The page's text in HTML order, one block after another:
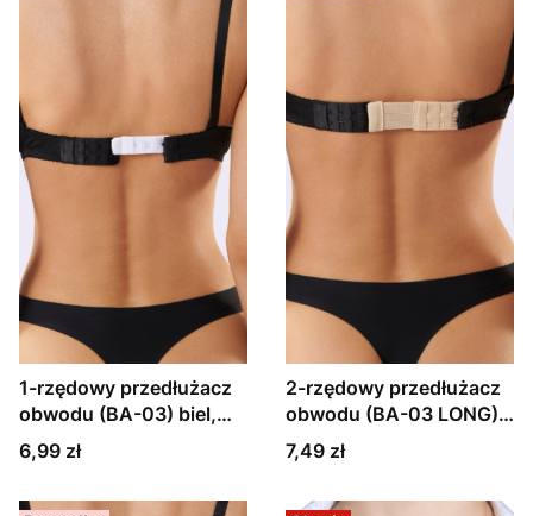
1-rzędowy przedłużacz
obwodu (BA-03) biel,
czerń, beż lub ecru
Cena
6,99 zł
2-rzędowy przedłużacz
obwodu (BA-03 LONG)
długi, biel, czerń lub beż
Cena
7,49 zł